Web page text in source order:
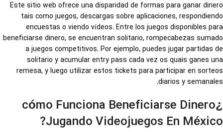
Este sitio web ofrece una disparidad de formas para ganar dinero
tais como juegos, descargas sobre aplicaciones, respondiendo
encuestas o viendo vídeos. Entre los juegos disponibles para
beneficiarse dinero, se encuentran solitario, rompecabezas sumado
a juegos competitivos. Por ejemplo, puedes jugar partidas de
solitario y acumular entry pass cada vez os quais ganes una
remesa, y luego utilizar estos tickets para participar en sorteos
diarios y semanales.
¿cómo Funciona Beneficiarse Dinero
Jugando Videojuegos En México?